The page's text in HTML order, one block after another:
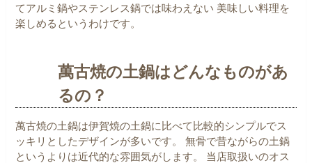
てアルミ鍋やステンレス鍋では味わえない 美味しい料理を
楽しめるというわけです。
萬古焼の土鍋はどんなものがあ
るの？
萬古焼の土鍋は伊賀焼の土鍋に比べて比較的シンプルでス
ッキリとしたデザインが多いです。
無骨で昔ながらの土鍋
というよりは近代的な雰囲気がします。
当店取扱いのオス